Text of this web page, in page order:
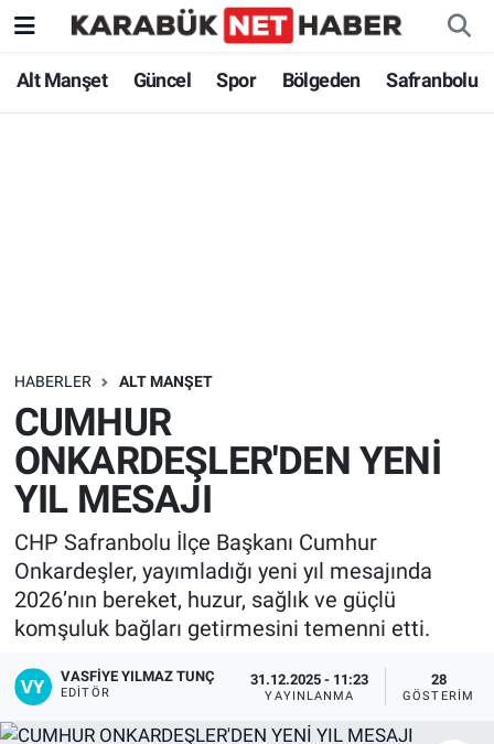
Alt Manşet Güncel Spor Bölgeden Safranbolu
HABERLER ALT MANŞET
CUMHUR
ONKARDEŞLER'DEN YENİ
YIL MESAJI
CHP Safranbolu İlçe Başkanı Cumhur
Onkardeşler, yayımladığı yeni yıl mesajında
2026’nın bereket, huzur, sağlık ve güçlü
komşuluk bağları getirmesini temenni etti.
VASFIYE YILMAZ TUNÇ
EDITÖR
31.12.2025 - 11:23
YAYINLANMA
28
GÖSTERIM